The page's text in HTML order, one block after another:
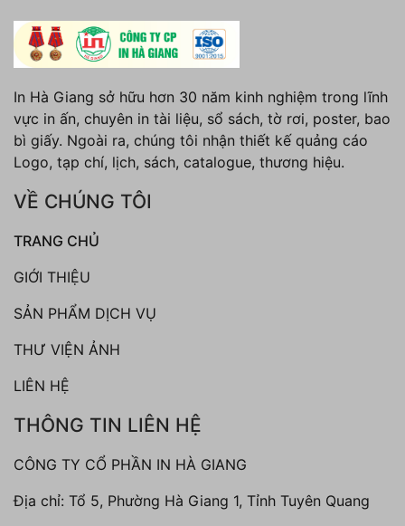
In Hà Giang sở hữu hơn 30 năm kinh nghiệm trong lĩnh
vực in ấn, chuyên in tài liệu, sổ sách, tờ rơi, poster, bao
bì giấy. Ngoài ra, chúng tôi nhận thiết kế quảng cáo
Logo, tạp chí, lịch, sách, catalogue, thương hiệu.
VỀ CHÚNG TÔI
TRANG CHỦ
GIỚI THIỆU
SẢN PHẨM DỊCH VỤ
THƯ VIỆN ẢNH
LIÊN HỆ
THÔNG TIN LIÊN HỆ
CÔNG TY CỔ PHẦN IN HÀ GIANG
Địa chỉ: Tổ 5, Phường Hà Giang 1, Tỉnh Tuyên Quang